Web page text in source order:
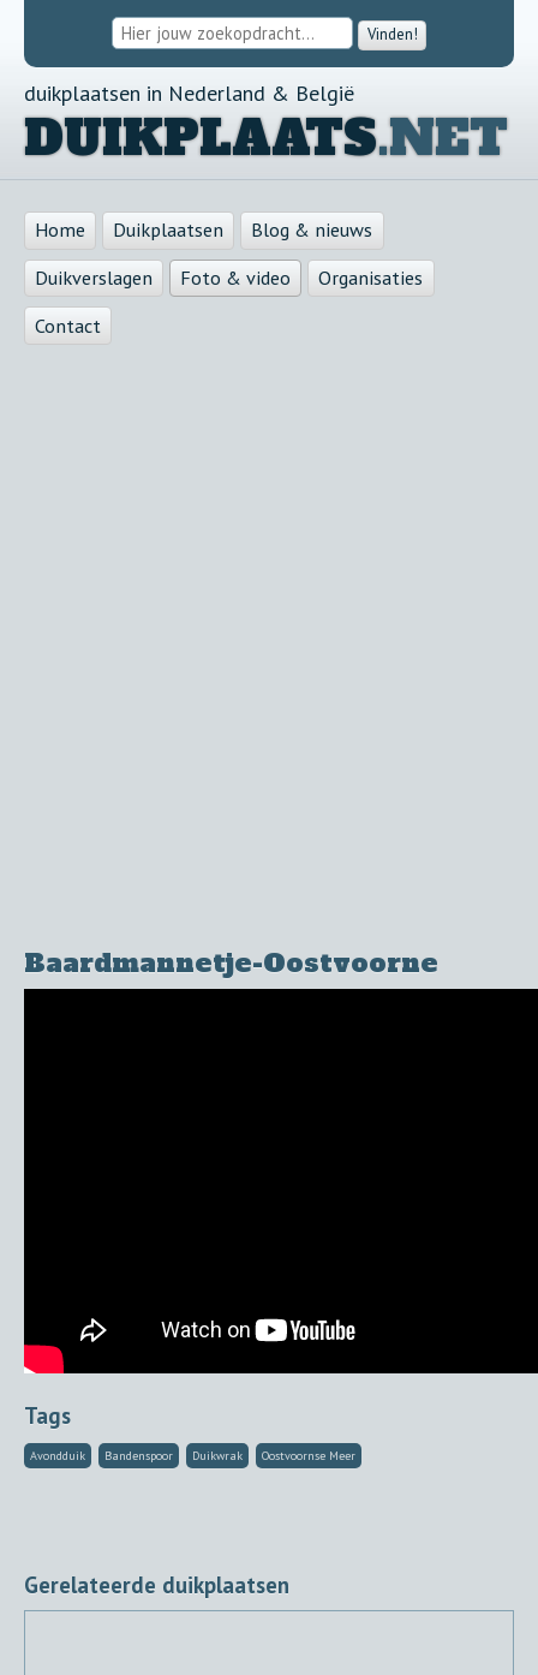
Vinden!
duikplaatsen in Nederland & België
DUIKPLAATS.NET
Home Duikplaatsen
Blog & nieuws
Duikverslagen
Foto & video
Organisaties
Contact
Baardmannetje-Oostvoorne
Tags
Avondduik Bandenspoor Duikwrak Oostvoornse Meer
Gerelateerde duikplaatsen